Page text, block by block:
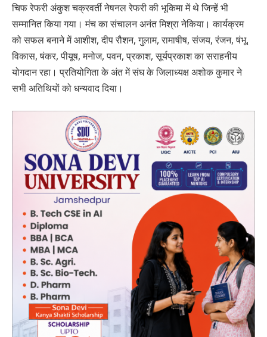
चिफ रेफरी अंकुश चक्रवर्ती नेषनल रेफरी की भूकिमा में थे जिन्हें भी
सम्मानित किया गया। मंच का संचालन अनंत मिश्रा नेकिया। कार्यक्रम
को सफल बनाने में आशीश, दीप रौशन, गुलाम, रामाषीष, संजय, रंजन, षंभू,
विकास, षंकर, पीयूष, मनोज, पवन, प्रकाश, सूर्यप्रकाश का सराहनीय
योगदान रहा। प्रतियोगिता के अंत में संघ के जिलाध्यक्ष अशोक कुमार ने
सभी अतिथियों को धन्यवाद दिया।